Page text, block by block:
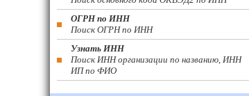
ОГРН по ИНН
Поиск ОГРН по ИНН
Узнать ИНН
Поиск ИНН организации по названию, ИНН
ИП по ФИО